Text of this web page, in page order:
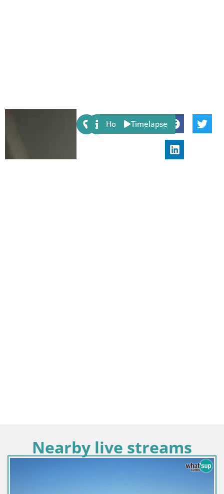
Share:
Host Timelapse
Nearby live streams